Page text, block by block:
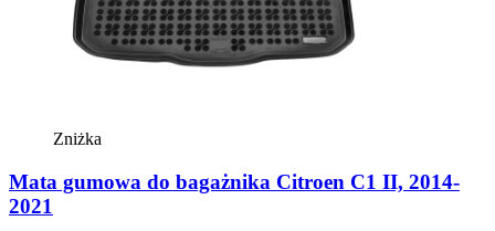
Zniżka
Mata gumowa do bagażnika Citroen C1 II, 2014-
2021